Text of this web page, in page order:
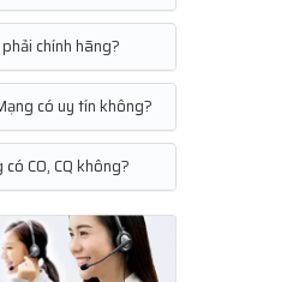
chính hãng?
có uy tín không?
CO, CQ không?